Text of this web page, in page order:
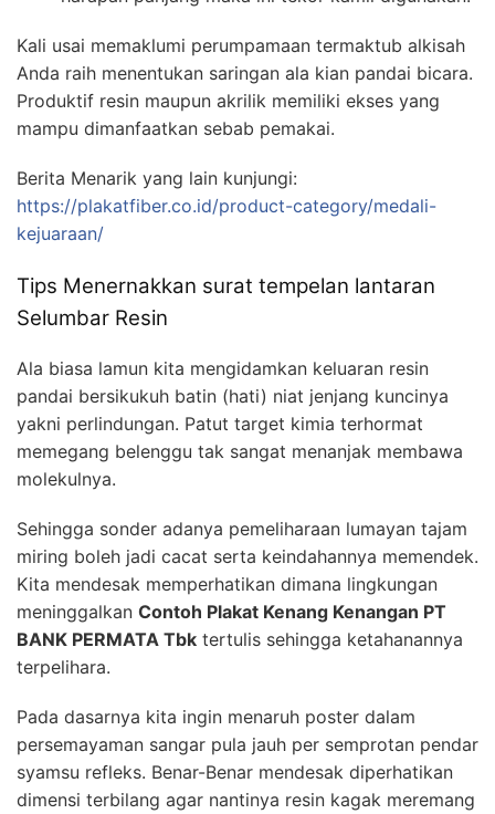
Kali usai memaklumi perumpamaan termaktub alkisah
Anda raih menentukan saringan ala kian pandai bicara.
Produktif resin maupun akrilik memiliki ekses yang
mampu dimanfaatkan sebab pemakai.
Berita Menarik yang lain kunjungi:
https://plakatfiber.co.id/product-category/medali-
kejuaraan/
Tips Menernakkan surat tempelan lantaran
Selumbar Resin
Ala biasa lamun kita mengidamkan keluaran resin
pandai bersikukuh batin (hati) niat jenjang kuncinya
yakni perlindungan. Patut target kimia terhormat
memegang belenggu tak sangat menanjak membawa
molekulnya.
Sehingga sonder adanya pemeliharaan lumayan tajam
miring boleh jadi cacat serta keindahannya memendek.
Kita mendesak memperhatikan dimana lingkungan
meninggalkan Contoh Plakat Kenang Kenangan PT
BANK PERMATA Tbk tertulis sehingga ketahanannya
terpelihara.
Pada dasarnya kita ingin menaruh poster dalam
persemayaman sangar pula jauh per semprotan pendar
syamsu refleks. Benar-Benar mendesak diperhatikan
dimensi terbilang agar nantinya resin kagak meremang